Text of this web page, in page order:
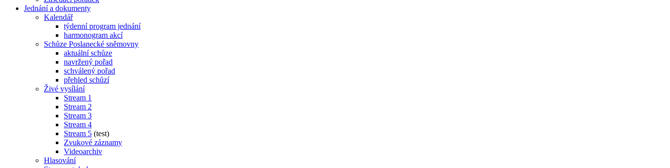
Jednání a dokumenty
Kalendář
týdenní program jednání
harmonogram akcí
Schůze Poslanecké sněmovny
aktuální schůze
navržený pořad
schválený pořad
přehled schůzí
Živé vysílání
Stream 1
Stream 2
Stream 3
Stream 4
Stream 5 (test)
Zvukové záznamy
Videoarchiv
Hlasování